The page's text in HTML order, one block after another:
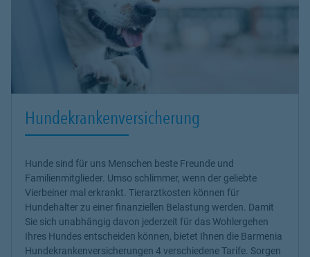
Hundekrankenversicherung
Hunde sind für uns Menschen beste Freunde und
Familienmitglieder. Umso schlimmer, wenn der geliebte
Vierbeiner mal erkrankt. Tierarztkosten können für
Hundehalter zu einer finanziellen Belastung werden . Damit
Sie sich unabhängig davon jederzeit für das Wohlergehen
Ihres Hundes entscheiden können, bietet Ihnen die Barmenia
Hundekrankenversicherungen 4 verschiedene Tarife. Sorgen